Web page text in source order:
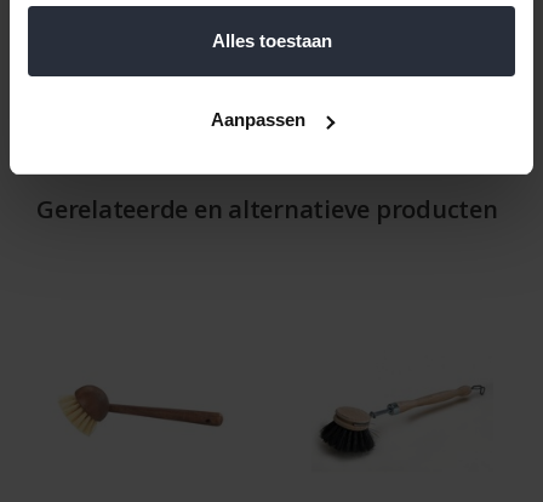
Alles toestaan
Aanpassen
Help ons en andere klanten door het schrijven van een review
Gerelateerde en alternatieve producten